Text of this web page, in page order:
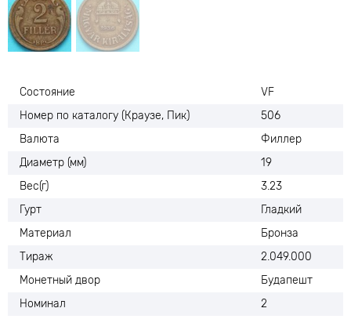
Состояние
VF
Номер по каталогу (Краузе, Пик)
506
Валюта
Филлер
Диаметр (мм)
19
Вес(г)
3.23
Гурт
Гладкий
Материал
Бронза
Тираж
2.049.000
Монетный двор
Будапешт
Номинал
2